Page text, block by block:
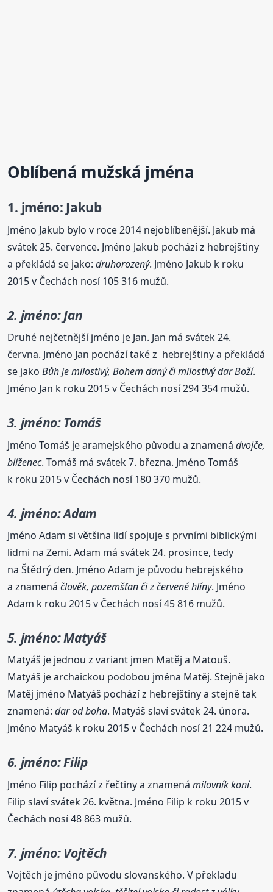
Oblíbená mužská jména
1. jméno: Jakub
Jméno Jakub bylo v roce 2014 nejoblíbenější. Jakub má
svátek 25. července. Jméno Jakub pochází z hebrejštiny
a překládá se jako:druhorozený. Jméno Jakub k roku
2015 v Čechách nosí 105 316 mužů.
2. jméno: Jan
Druhé nejčetnější jméno je Jan. Jan má svátek 24.
června. Jméno Jan pochází také z hebrejštiny a překládá
se jakoBůh je milostivý, Bohem daný či milostivý dar Boží.
Jméno Jan k roku 2015 v Čechách nosí 294 354 mužů.
3. jméno: Tomáš
Jméno Tomáš je aramejského původu a znamenádvojče,
blíženec. Tomáš má svátek 7. března. Jméno Tomáš
k roku 2015 v Čechách nosí 180 370 mužů.
4. jméno: Adam
Jméno Adam si většina lidí spojuje s prvními biblickými
lidmi na Zemi. Adam má svátek 24. prosince, tedy
na Štědrý den. Jméno Adam je původu hebrejského
a znamenáčlověk, pozemšťan či z červené hlíny. Jméno
Adam k roku 2015 v Čechách nosí 45 816 mužů.
5. jméno: Matyáš
Matyáš je jednou z variant jmen Matěj a Matouš.
Matyáš je archaickou podobou jména Matěj. Stejně jako
Matěj jméno Matyáš pochází z hebrejštiny a stejně tak
znamená:dar od boha. Matyáš slaví svátek 24. února.
Jméno Matyáš k roku 2015 v Čechách nosí 21 224 mužů.
6. jméno: Filip
Jméno Filip pochází z řečtiny a znamenámilovník koní.
Filip slaví svátek 26. května. Jméno Filip k roku 2015 v
Čechách nosí 48 863 mužů.
7. jméno: Vojtěch
Vojtěch je jméno původu slovanského. V překladu